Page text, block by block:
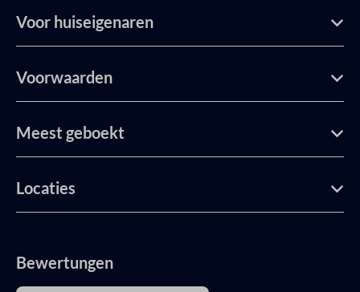
Voor huiseigenaren
Voorwaarden
Meest geboekt
Locaties
Bewertungen